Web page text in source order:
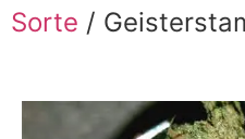
Sorte /